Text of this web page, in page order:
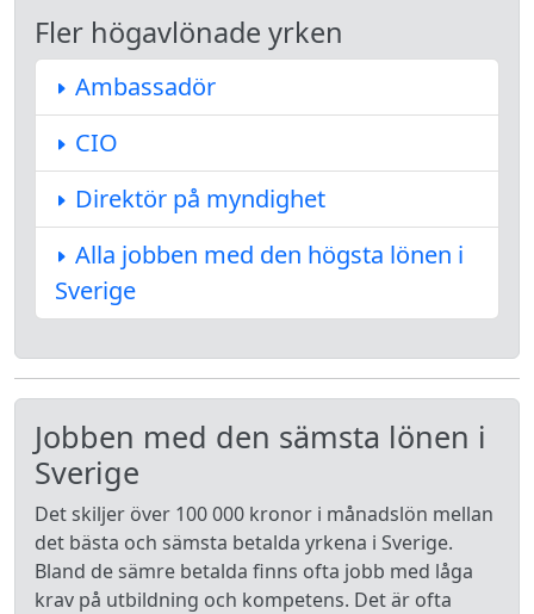
Fler högavlönade yrken
Ambassadör
CIO
Direktör på myndighet
Alla jobben med den högsta lönen i
Sverige
Jobben med den sämsta lönen i
Sverige
Det skiljer över 100 000 kronor i månadslön mellan
det bästa och sämsta betalda yrkena i Sverige.
Bland de sämre betalda finns ofta jobb med låga
krav på utbildning och kompetens. Det är ofta